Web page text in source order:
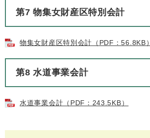
第7 物集女財産区特別会計
物集女財産区特別会計（PDF：56.8KB）
第8 水道事業会計
水道事業会計（PDF：243.5KB）